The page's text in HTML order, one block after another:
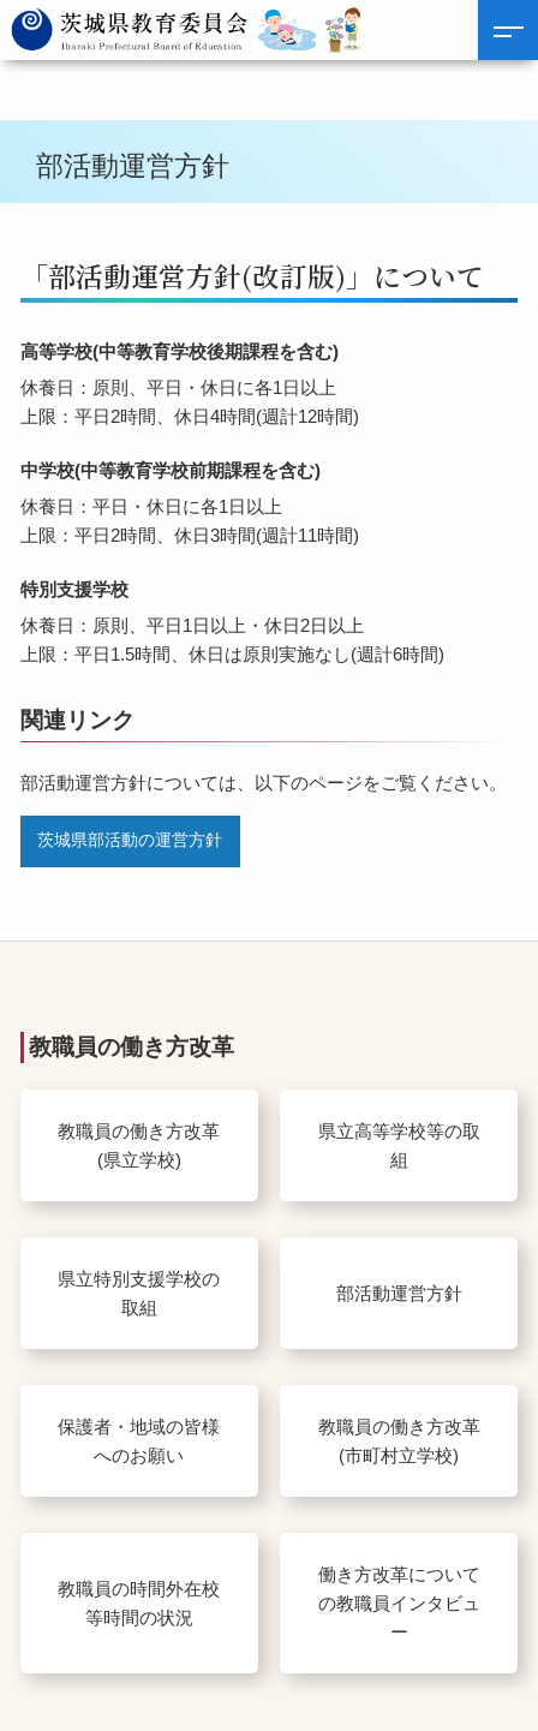
部活動運営方針
「部活動運営方針(改訂版)」について
高等学校(中等教育学校後期課程を含む)
休養日：原則、平日・休日に各1日以上
上限：平日2時間、休日4時間(週計12時間)
中学校(中等教育学校前期課程を含む)
休養日：平日・休日に各1日以上
上限：平日2時間、休日3時間(週計11時間)
特別支援学校
休養日：原則、平日1日以上・休日2日以上
上限：平日1.5時間、休日は原則実施なし(週計6時間)
関連リンク
部活動運営方針については、以下のページをご覧ください。
茨城県部活動の運営方針
教職員の働き方改革
教職員の働き方改革
(県立学校)
県立高等学校等の取
組
県立特別支援学校の
取組
部活動運営方針
保護者・地域の皆様
へのお願い
教職員の働き方改革
(市町村立学校)
教職員の時間外在校
等時間の状況
働き方改革について
の教職員インタビュ
ー